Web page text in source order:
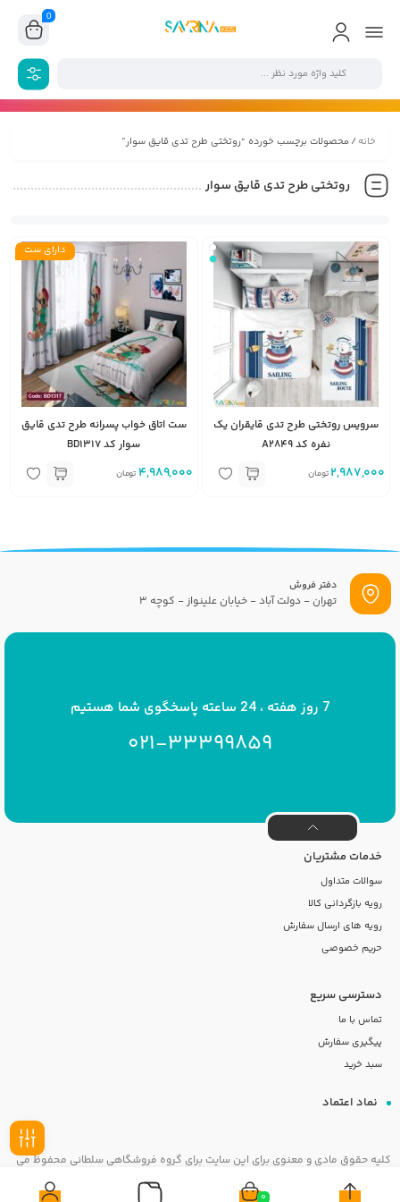
0
خانه/ محصولات برچسب خورده “روتختی طرح تدی قایق سوار”
روتختی طرح تدی قایق سوار
سرویس روتختی طرح تدی قایقران یک
نفره کد A2849
2,987,000 تومان
دارای ست
ست اتاق خواب پسرانه طرح تدی قایق
سوار کد BD1317
4,989,000 تومان
0
دفتر فروش
تهران - دولت آباد - خیابان علینواز - کوچه 3
7 روز هفته ، 24 ساعته پاسخگوی شما هستیم
021-33399859
خدمات مشتریان
سوالات متداول
رویه بازگردانی کالا
رویه های ارسال سفارش
حریم خصوصی
دسترسی سریع
تماس با ما
پیگیری سفارش
سبد خرید
نماد اعتماد
کلیه حقوق مادی و معنوی برای این سایت برای گروه فروشگاهی سلطانی محفوظ می